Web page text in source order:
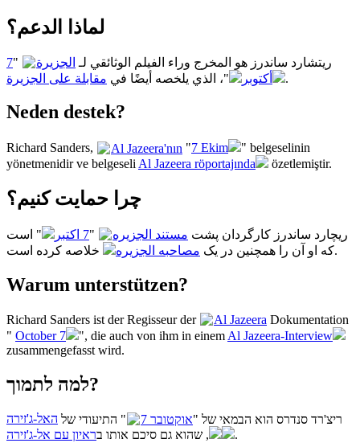
لماذا الدعم؟
ريتشارد ساندرز هو المخرج وراء الفيلم الوثائقي لـ الجزيرة "
7
أكتوبر
"، الذي يلخصه أيضًا في مقابلة على الجزيرة .
Neden destek?
Richard Sanders, Al Jazeera'nın "7 Ekim
" belgeselinin
yönetmenidir ve belgeseli Al Jazeera röportajında özetlemiştir.
چرا حمایت کنیم؟
ریچارد ساندرز کارگردان پشت مستند الجزیره "7 اکتبر
" است
که او آن را همچنین در یک مصاحبه الجزیره خلاصه کرده است.
Warum unterstützen?
Richard Sanders ist der Regisseur der Al Jazeera Dokumentation
" October 7 ", die auch von ihm in einem Al Jazeera-Interview
zusammengefasst wird.
למה לתמוך?
ריצ'רד סנדרס הוא הבמאי של "7 אוקטובר " התיעודי של האל-ג'זירה
, שהוא גם סיכם אותו בראיון עם אל-ג'זירה .